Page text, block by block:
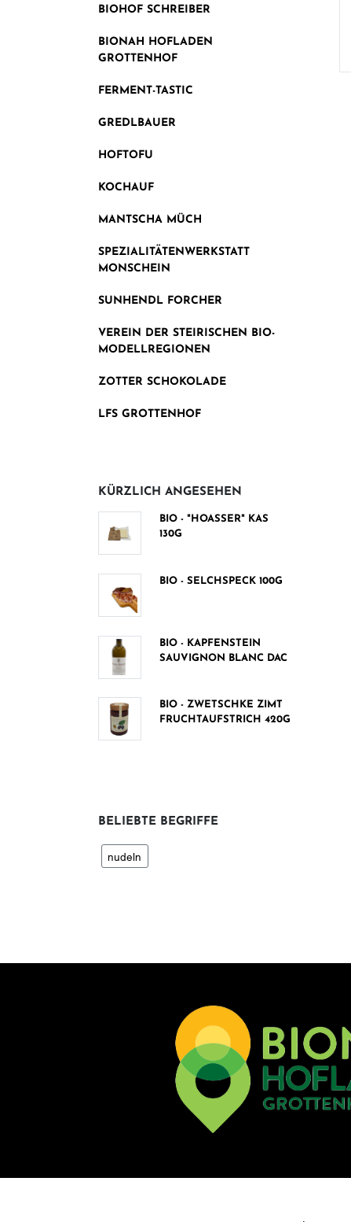
BIOHOF SCHREIBER
BIONAH HOFLADEN
GROTTENHOF
FERMENT-TASTIC
GREDLBAUER
HOFTOFU
KOCHAUF
MANTSCHA MÜCH
SPEZIALITÄTENWERKSTATT
MONSCHEIN
SUNHENDL FORCHER
VEREIN DER STEIRISCHEN BIO-
MODELLREGIONEN
ZOTTER SCHOKOLADE
LFS GROTTENHOF
KÜRZLICH ANGESEHEN
BIO - "HOASSER" KAS 1
30G
BIO - SELCHSPECK 100G
BIO - KAPFENSTEIN
SAUVIGNON BLANC DAC
BIO - ZWETSCHKE ZIMT
FRUCHTAUFSTRICH 420G
BELIEBTE BEGRIFFE
nudeln